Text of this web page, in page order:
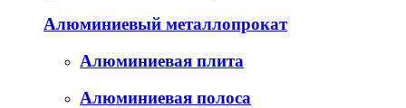
Алюминиевый металлопрокат
Алюминиевая плита
Алюминиевая полоса